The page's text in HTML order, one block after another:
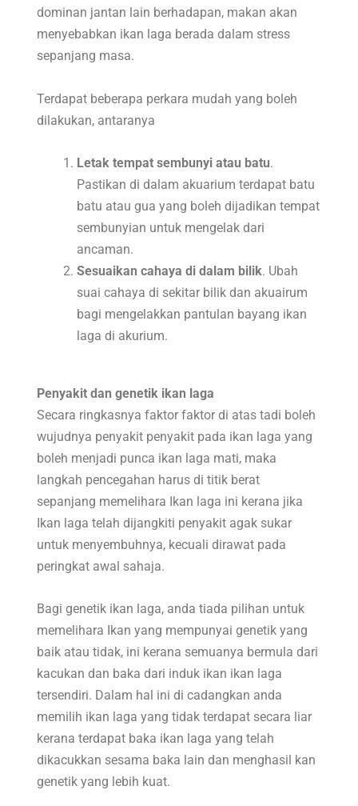
dominan jantan lain berhadapan, makan akan
menyebabkan ikan laga berada dalam stress
sepanjang masa.
Terdapat beberapa perkara mudah yang boleh
dilakukan, antaranya
Letak tempat sembunyi atau batu.
Pastikan di dalam akuarium terdapat batu
batu atau gua yang boleh dijadikan tempat
sembunyian untuk mengelak dari
ancaman.
Sesuaikan cahaya di dalam bilik. Ubah
suai cahaya di sekitar bilik dan akuairum
bagi mengelakkan pantulan bayang ikan
laga di akurium.
Penyakit dan genetik ikan laga
Secara ringkasnya faktor faktor di atas tadi boleh
wujudnya penyakit penyakit pada ikan laga yang
boleh menjadi punca ikan laga mati, maka
langkah pencegahan harus di titik berat
sepanjang memelihara Ikan laga ini kerana jika
Ikan laga telah dijangkiti penyakit agak sukar
untuk menyembuhnya, kecuali dirawat pada
peringkat awal sahaja.
Bagi genetik ikan laga, anda tiada pilihan untuk
memelihara Ikan yang mempunyai genetik yang
baik atau tidak, ini kerana semuanya bermula dari
kacukan dan baka dari induk ikan ikan laga
tersendiri. Dalam hal ini di cadangkan anda
memilih ikan laga yang tidak terdapat secara liar
kerana terdapat baka ikan laga yang telah
dikacukkan sesama baka lain dan menghasil kan
genetik yang lebih kuat.